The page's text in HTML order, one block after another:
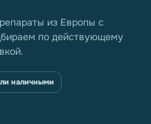
из Европы с
по действующему
наличными